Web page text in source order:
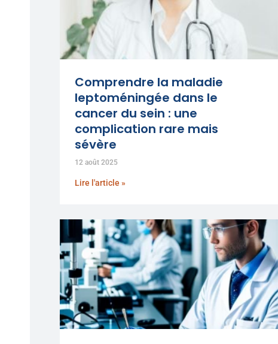
Comprendre la maladie
leptoméningée dans le
cancer du sein : une
complication rare mais
sévère
12 août 2025
Lire l'article »